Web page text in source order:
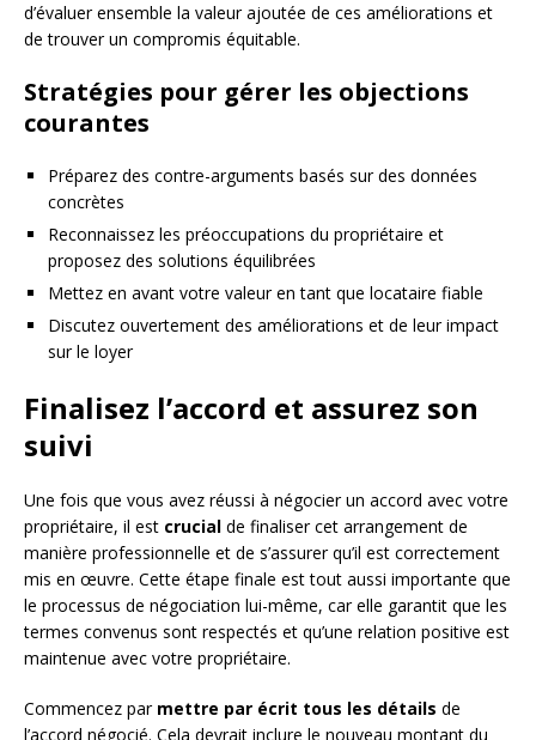
d’évaluer ensemble la valeur ajoutée de ces améliorations et
de trouver un compromis équitable.
Stratégies pour gérer les objections
courantes
Préparez des contre-arguments basés sur des données
concrètes
Reconnaissez les préoccupations du propriétaire et
proposez des solutions équilibrées
Mettez en avant votre valeur en tant que locataire fiable
Discutez ouvertement des améliorations et de leur impact
sur le loyer
Finalisez l’accord et assurez son
suivi
Une fois que vous avez réussi à négocier un accord avec votre
propriétaire, il est crucial de finaliser cet arrangement de
manière professionnelle et de s’assurer qu’il est correctement
mis en œuvre. Cette étape finale est tout aussi importante que
le processus de négociation lui-même, car elle garantit que les
termes convenus sont respectés et qu’une relation positive est
maintenue avec votre propriétaire.
Commencez par mettre par écrit tous les détails de
l’accord négocié. Cela devrait inclure le nouveau montant du